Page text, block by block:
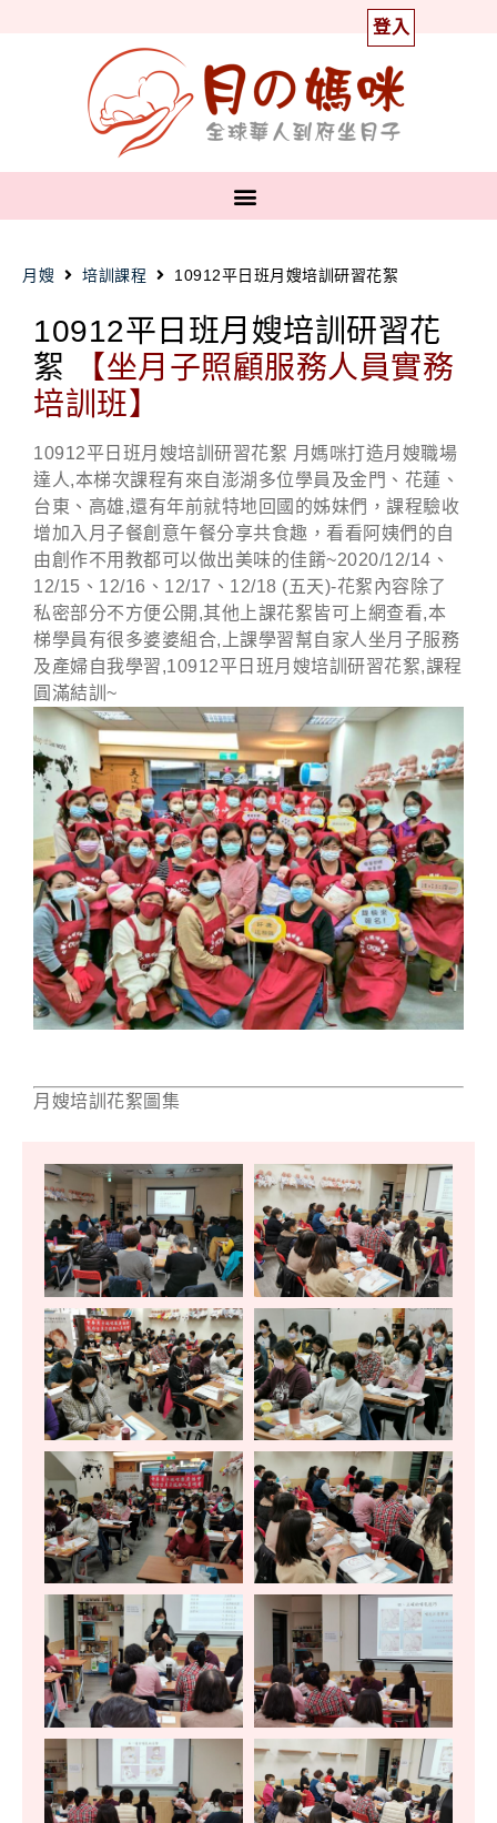
登入
月嫂 培訓課程 10912平日班月嫂培訓研習花絮
10912平日班月嫂培訓研習花
絮
【坐月子照顧服務人員實務
培訓班】
10912平日班月嫂培訓研習花絮 月媽咪打造月嫂職場
達人,本梯次課程有來自澎湖多位學員及金門、花蓮、
台東、高雄,還有年前就特地回國的姊妹們，課程驗收
增加入月子餐創意午餐分享共食趣，看看阿姨們的自
由創作不用教都可以做出美味的佳餚~2020/12/14、
12/15、12/16、12/17、12/18 (五天)-花絮內容除了
私密部分不方便公開,其他上課花絮皆可上網查看,本
梯學員有很多婆婆組合,上課學習幫自家人坐月子服務
及產婦自我學習,10912平日班月嫂培訓研習花絮,課程
圓滿結訓~
月嫂培訓花絮圖集